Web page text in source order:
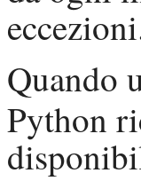
Quando
Python